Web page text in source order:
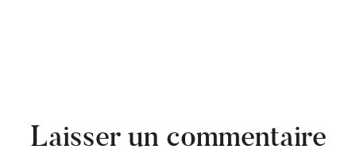
Laisser un commentaire